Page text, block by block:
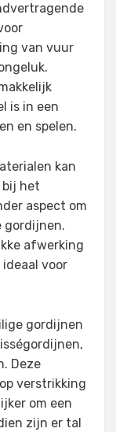
van vuur
is in een
en spelen.
kan
bij het
aspect om
gordijnen.
afwerking
voor
gordijnen
Deze
verstrikking
om een
zijn er tal